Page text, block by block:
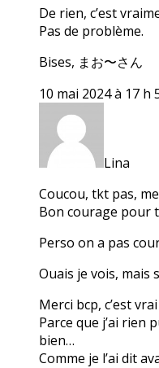
De rien, c’est
Pas de problème.
Bises, まお〜さん
10 mai 2024 à 17 h
Lina
Coucou, tkt pas,
Bon courage pour
Perso on a pas
Ouais je vois, mais
Merci bcp, c’est
Parce que j’ai rien
bien…
Comme je l’ai dit